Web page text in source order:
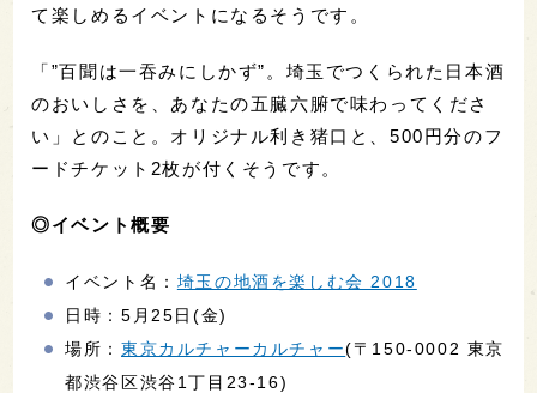
て楽しめるイベントになるそうです。
「”百聞は一吞みにしかず”。埼玉でつくられた日本酒
のおいしさを、あなたの五臓六腑で味わってくださ
い」とのこと。オリジナル利き猪口と、500円分のフ
ードチケット2枚が付くそうです。
◎イベント概要
イベント名： 埼玉の地酒を楽しむ会 2018
日時：5月25日(金)
場所：東京カルチャーカルチャー(〒150-0002 東京
都渋谷区渋谷1丁目23-16)